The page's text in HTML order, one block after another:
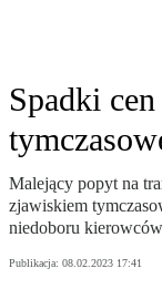
Spadki
Malejący popyt na
zjawiskiem
niedoboru
Publikacja: 08.02.2023 17:41